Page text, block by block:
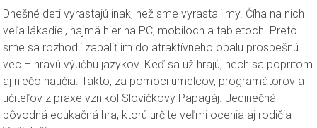
Dnešné deti vyrastajú inak, než sme vyrastali my. Číha na nich
veľa lákadiel, najmä hier na PC, mobiloch a tabletoch. Preto
sme sa rozhodli zabaliť im do atraktívneho obalu prospešnú
vec – hravú výučbu jazykov. Keď sa už hrajú, nech sa popritom
aj niečo naučia. Takto, za pomoci umelcov, programátorov a
učiteľov z praxe vznikol Slovíčkový Papagáj. Jedinečná
pôvodná edukačná hra, ktorú určite veľmi ocenia aj rodičia